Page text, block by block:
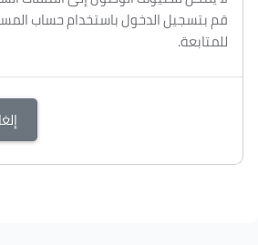
قم بتسجيل الدخول باستخدام حساب
للمتابعة.